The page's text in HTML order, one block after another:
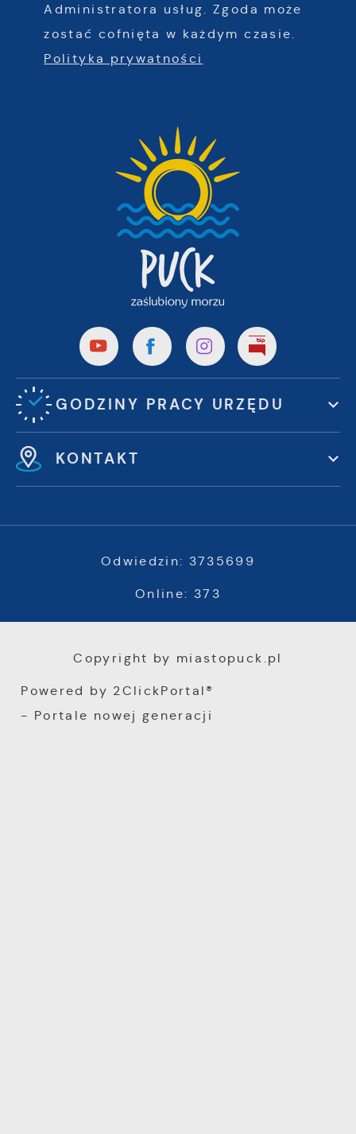
Administratora usług. Zgoda może
zostać cofnięta w każdym czasie.
Polityka prywatności
GODZINY PRACY URZĘDU
KONTAKT
Odwiedzin: 3735699
Online: 373
Copyright by miastopuck.pl
Powered by 2ClickPortal®
- Portale nowej generacji